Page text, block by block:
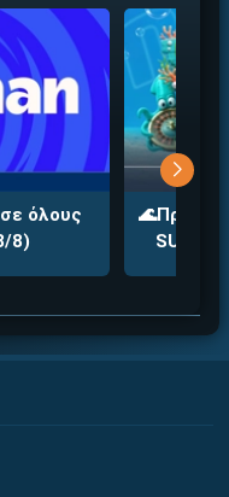
όλους
8)
με: